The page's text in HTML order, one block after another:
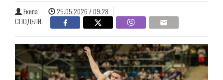
Екипа
25.05.2026 / 09:28
СПОДЕЛИ: